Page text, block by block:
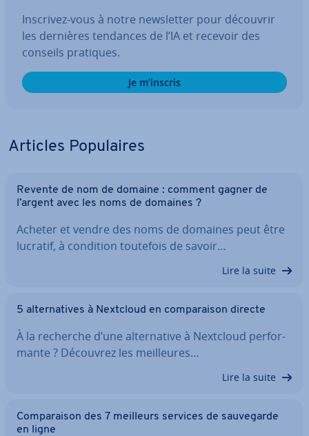
Inscrivez-vous à notre news­let­ter pour découvrir
les dernières tendances de l’IA et recevoir des
conseils pratiques.
Je m’inscris
Articles Po­pu­laires
Revente de nom de domaine : comment gagner de
l’argent avec les noms de domaines ?
Acheter et vendre des noms de domaines peut être
lucratif, à condition toutefois de savoir…
Lire la suite
5 al­ter­na­tives à Nextcloud en com­pa­rai­son directe
À la recherche d’une al­ter­na­tive à Nextcloud per­for­
mante ? Découvrez les meil­leures…
Lire la suite
Com­pa­rai­son des 7 meilleurs services de sau­ve­garde
en ligne